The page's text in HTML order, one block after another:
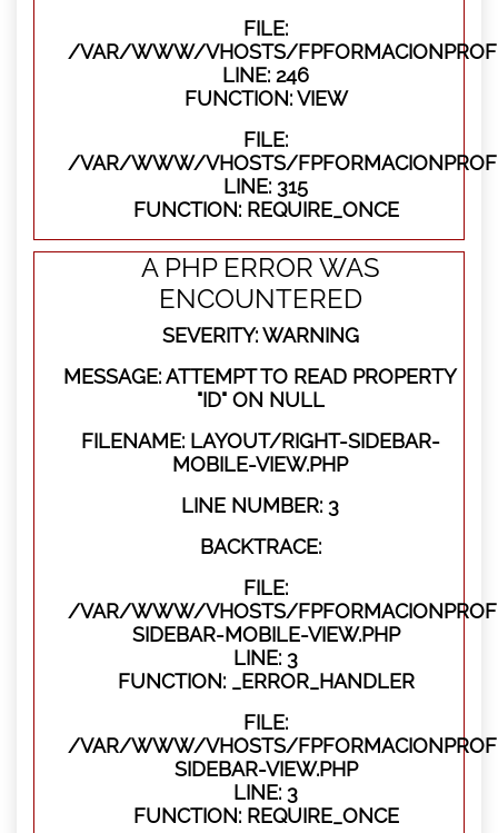
FILE:
/VAR/WWW/VHOSTS/
LINE: 246
FUNCTION: VIEW
FILE:
/VAR/WWW/VHOSTS/
LINE: 315
FUNCTION: REQUIRE_ONCE
A PHP ERROR WAS
ENCOUNTERED
SEVERITY: WARNING
MESSAGE: ATTEMPT TO READ PROPERTY
"ID" ON NULL
FILENAME: LAYOUT/RIGHT-SIDEBAR-
MOBILE-VIEW.PHP
LINE NUMBER: 3
BACKTRACE:
FILE:
/VAR/WWW/VHOSTS/
SIDEBAR-MOBILE-VIEW.PHP
LINE: 3
FUNCTION: _ERROR_HANDLER
FILE:
/VAR/WWW/VHOSTS/
SIDEBAR-VIEW.PHP
LINE: 3
FUNCTION: REQUIRE_ONCE